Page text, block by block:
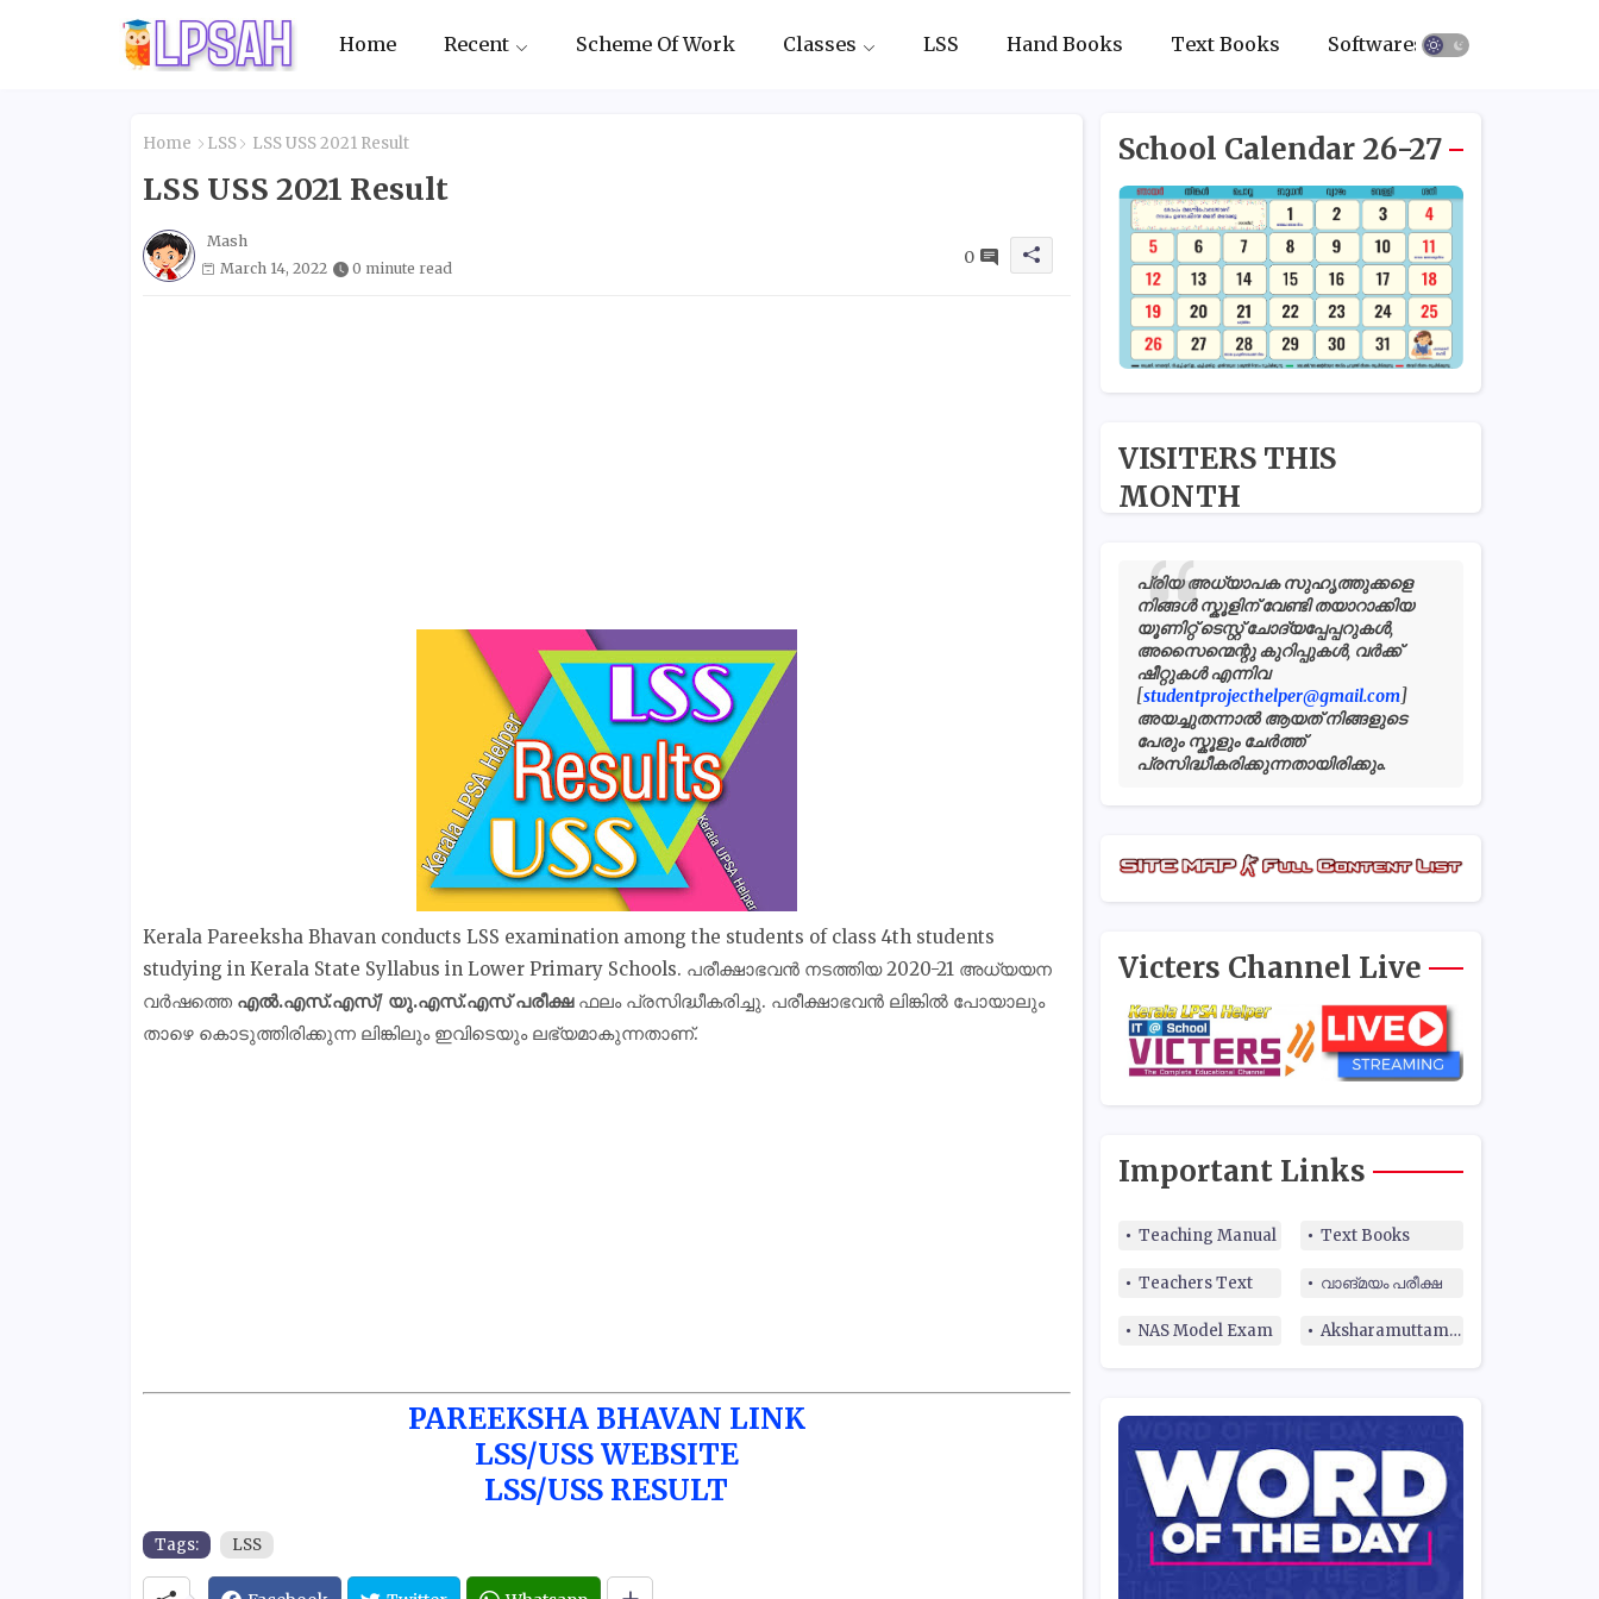
Home Recent Scheme Of Work Classes LSS Hand Books Text Books Softwares
Home LSS LSS USS 2021 Result
LSS USS 2021 Result
Mash
March 14, 2022
0 minute read
0
Kerala Pareeksha Bhavan conducts LSS examination among the students of class 4th students
studying in Kerala State Syllabus in Lower Primary Schools. പരീക്ഷാഭവൻ നടത്തിയ 2020-21 അധ്യയന
വര്‍ഷത്തെ എല്‍.എസ്.എസ്/ യു.എസ്.എസ് പരീക്ഷ ഫലം പ്രസിദ്ധീകരിച്ചു. പരീക്ഷാഭവന്‍ ലിങ്കില്‍ പോയാലും
താഴെ കൊടുത്തിരിക്കുന്ന ലിങ്കിലും ഇവിടെയും ലഭ്യമാകുന്നതാണ്.
PAREEKSHA BHAVAN LINK
LSS/USS WEBSITE
LSS/USS RESULT
Tags: LSS
School Calendar 26-27
VISITERS THIS
MONTH
പ്രിയ അധ്യാപക സുഹൃത്തുക്കളെ
നിങ്ങൾ സ്കൂളിന് വേണ്ടി തയാറാക്കിയ
യൂണിറ്റ് ടെസ്റ്റ് ചോദ്യപ്പേപ്പറുകൾ,
അസൈന്മെന്റു കുറിപ്പുകൾ, വർക്ക്
ഷീറ്റുകൾ എന്നിവ
[studentprojecthelper@gmail.com]
അയച്ചുതന്നാൽ ആയത് നിങ്ങളുടെ
പേരും സ്കൂളും ചേർത്ത്
പ്രസിദ്ധീകരിക്കുന്നതായിരിക്കും.
Victers Channel Live
Important Links
Teaching Manual Text Books
Teachers Text വാങ്മയം പരീക്ഷ
NAS Model Exam Aksharamuttam Quiz